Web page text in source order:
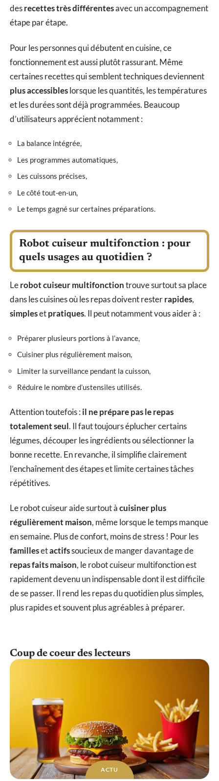
desrecettes très différentesavec un accompagnement
étape par étape.
Pour les personnes qui débutent en cuisine, ce
fonctionnement est aussi plutôt rassurant. Même
certaines recettes qui semblent techniques deviennent
plus accessibleslorsque les quantités, les températures
et les durées sont déjà programmées. Beaucoup
d’utilisateurs apprécient notamment :
La balance intégrée,
Les programmes automatiques,
Les cuissons précises,
Le côté tout-en-un,
Le temps gagné sur certaines préparations.
Robot cuiseur multifonction : pour
quels usages au quotidien ?
Lerobot cuiseur multifonctiontrouve surtout sa place
dans les cuisines où les repas doivent resterrapides,
simplesetpratiques. Il peut notamment vous aider à :
Préparer plusieurs portions à l’avance,
Cuisiner plus régulièrement maison,
Limiter la surveillance pendant la cuisson,
Réduire le nombre d’ustensiles utilisés.
Attention toutefois : il ne prépare pas le repas
totalement seul. Il faut toujours éplucher certains
légumes, découper les ingrédients ou sélectionner la
bonne recette. En revanche, il simplifie clairement
l’enchaînement des étapes et limite certaines tâches
répétitives.
Le robot cuiseur aide surtout àcuisiner plus
régulièrement maison, même lorsque le temps manque
en semaine. Plus de confort, moins de stress ! Pour les
famillesetactifssoucieux de manger davantage de
repas faits maison, le robot cuiseur multifonction est
rapidement devenu un indispensable dont il est difficile
de se passer. Il rend les repas du quotidien plus simples,
plus rapides et souvent plus agréables à préparer.
Coup de coeur des lecteurs
ACTU